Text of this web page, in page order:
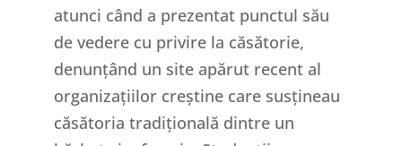
atunci când a prezentat punctul său
de vedere cu privire la căsătorie,
denunțând un site apărut recent al
organizațiilor creștine care susțineau
căsătoria tradițională dintre un